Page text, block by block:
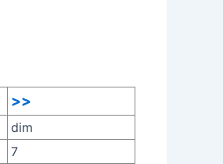
>>
dim
7